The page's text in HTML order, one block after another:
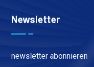
Newsletter
newsletter abonnieren